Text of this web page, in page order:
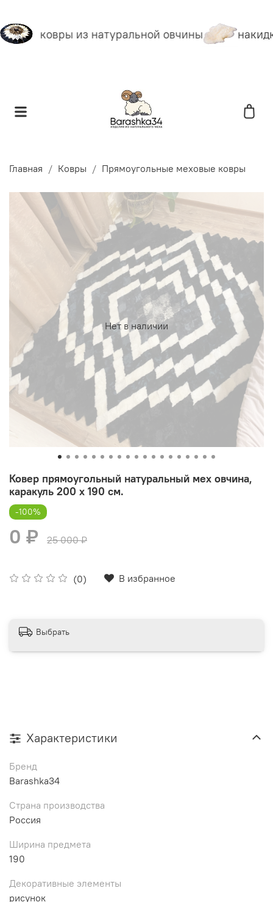
ковры из натуральной овчины
Главная Ковры Прямоугольные меховые ковры
Нет в наличии
Ковер прямоугольный натуральный мех овчина,
каракуль 200 х 190 см.
(0) В избранное
-100%
0 ₽ 25 000 ₽
Выбрать
Характеристики
Бренд
Barashka34
Страна производства
Россия
Ширина предмета
190
Декоративные элементы
рисунок